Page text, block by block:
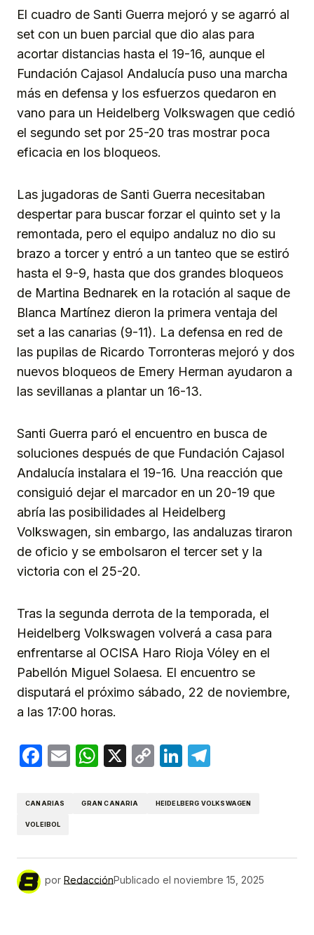
El cuadro de Santi Guerra mejoró y se agarró al
set con un buen parcial que dio alas para
acortar distancias hasta el 19-16, aunque el
Fundación Cajasol Andalucía puso una marcha
más en defensa y los esfuerzos quedaron en
vano para un Heidelberg Volkswagen que cedió
el segundo set por 25-20 tras mostrar poca
eficacia en los bloqueos.
Las jugadoras de Santi Guerra necesitaban
despertar para buscar forzar el quinto set y la
remontada, pero el equipo andaluz no dio su
brazo a torcer y entró a un tanteo que se estiró
hasta el 9-9, hasta que dos grandes bloqueos
de Martina Bednarek en la rotación al saque de
Blanca Martínez dieron la primera ventaja del
set a las canarias (9-11). La defensa en red de
las pupilas de Ricardo Torronteras mejoró y dos
nuevos bloqueos de Emery Herman ayudaron a
las sevillanas a plantar un 16-13.
Santi Guerra paró el encuentro en busca de
soluciones después de que Fundación Cajasol
Andalucía instalara el 19-16. Una reacción que
consiguió dejar el marcador en un 20-19 que
abría las posibilidades al Heidelberg
Volkswagen, sin embargo, las andaluzas tiraron
de oficio y se embolsaron el tercer set y la
victoria con el 25-20.
Tras la segunda derrota de la temporada, el
Heidelberg Volkswagen volverá a casa para
enfrentarse al OCISA Haro Rioja Vóley en el
Pabellón Miguel Solaesa. El encuentro se
disputará el próximo sábado, 22 de noviembre,
a las 17:00 horas.
Facebook
EmailWhatsApp
X
CopyLinkedIn
CANARIAS GRAN CANARIA HEIDELBERG VOLKSWAGEN
VOLEIBOL
por RedacciónPublicado el noviembre 15, 2025